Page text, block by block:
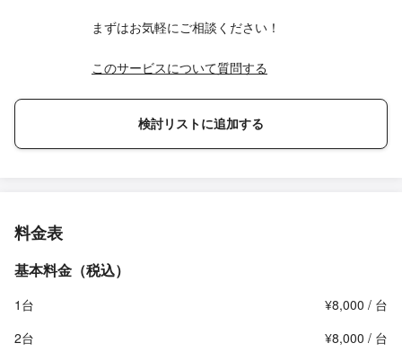
まずはお気軽にご相談ください！
このサービスについて質問する
検討リストに追加する
料金表
基本料金（税込）
1台
¥8,000 / 台
2台
¥8,000 / 台